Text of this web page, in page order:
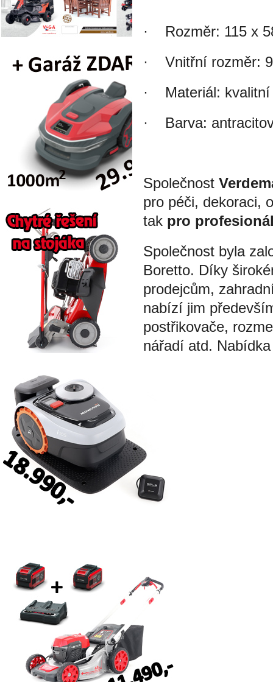
· Rozměr: 115 x
· Vnitřní rozměr:
· Materiál: kvalitní
· Barva:
Společnost
pro péči, dekoraci,
tak pro
Společnost byla
Boretto. Díky
prodejcům,
nabízí jim
postřikovače,
nářadí atd.